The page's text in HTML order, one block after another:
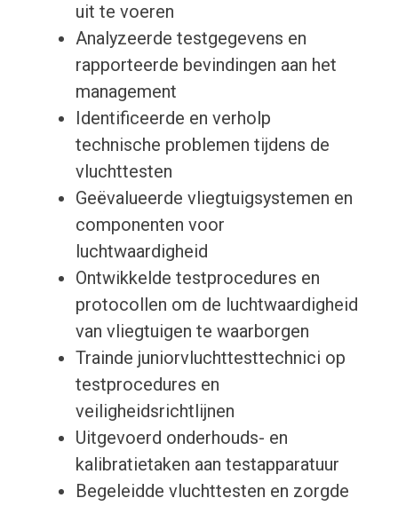
uit te voeren
Analyzeerde testgegevens en
rapporteerde bevindingen aan het
management
Identificeerde en verholp
technische problemen tijdens de
vluchttesten
Geëvalueerde vliegtuigsystemen en
componenten voor
luchtwaardigheid
Ontwikkelde testprocedures en
protocollen om de luchtwaardigheid
van vliegtuigen te waarborgen
Trainde juniorvluchttesttechnici op
testprocedures en
veiligheidsrichtlijnen
Uitgevoerd onderhouds- en
kalibratietaken aan testapparatuur
Begeleidde vluchttesten en zorgde